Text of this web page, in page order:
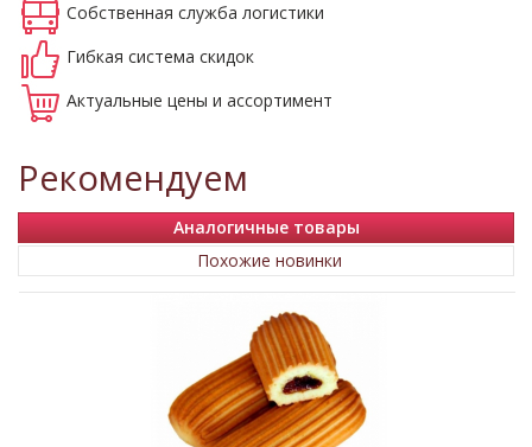
Собственная служба логистики
Гибкая система скидок
Актуальные цены и ассортимент
Рекомендуем
Аналогичные товары
Похожие новинки